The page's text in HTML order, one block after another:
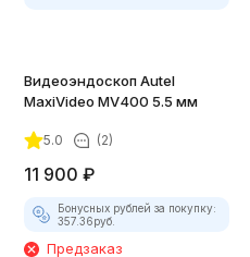
Видеоэндоскоп Autel
MaxiVideo MV400 5.5 мм
5.0 (2)
11 900 ₽
Бонусных рублей за покупку:
357.36руб.
Предзаказ